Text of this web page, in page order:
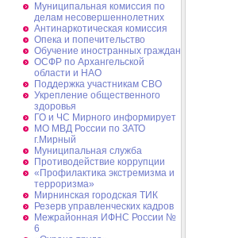
Муниципальная комиссия по
делам несовершеннолетних
Антинаркотическая комиссия
Опека и попечительство
Обучение иностранных граждан
ОСФР по Архангельской
области и НАО
Поддержка участникам СВО
Укрепление общественного
здоровья
ГО и ЧС Мирного информирует
МО МВД России по ЗАТО
г.Мирный
Муниципальная cлужба
Противодействие коррупции
«Профилактика экстремизма и
терроризма»
Мирнинская городская ТИК
Резерв управленческих кадров
Межрайонная ИФНС России №
6